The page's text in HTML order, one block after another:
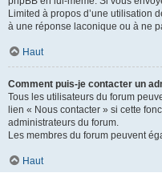
Limited à propos d’une utilisation
à une réponse laconique ou à ne
Haut
Comment puis-je contacter un
Tous les utilisateurs du forum
lien « Nous contacter » si cette
administrateurs du forum.
Les membres du forum peuvent
Haut